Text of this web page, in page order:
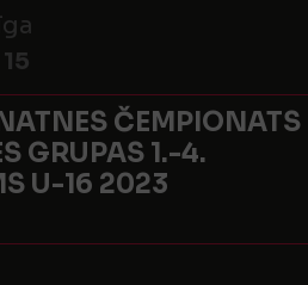
15
ČEMPIONATS
GRUPAS 1.-4.
U-16 2023